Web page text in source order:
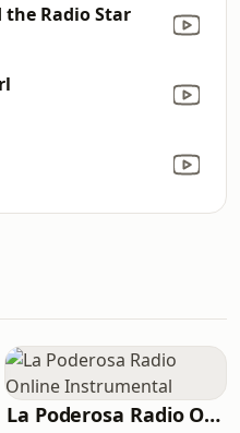
the Radio Star
La Poderosa Radio Online Instrumental